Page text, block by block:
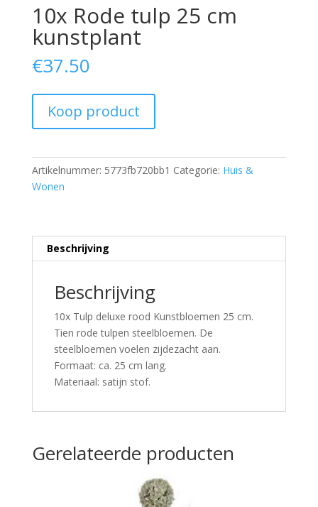
10x Rode tulp 25 cm
kunstplant
€37.50
Koop product
Artikelnummer: 5773fb720bb1 Categorie: Huis &
Wonen
Beschrijving
Beschrijving
10x Tulp deluxe rood Kunstbloemen 25 cm.
Tien rode tulpen steelbloemen. De
steelbloemen voelen zijdezacht aan.
Formaat: ca. 25 cm lang.
Materiaal: satijn stof.
Gerelateerde producten